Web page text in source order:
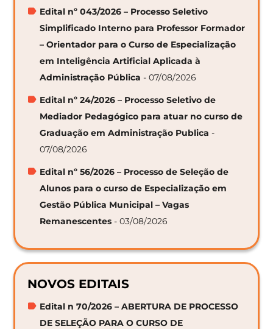
Edital nº 043/2026 – Processo Seletivo
Simplificado Interno para Professor Formador
– Orientador para o Curso de Especialização
em Inteligência Artificial Aplicada à
Administração Pública - 07/08/2026
Edital nº 24/2026 – Processo Seletivo de
Mediador Pedagógico para atuar no curso de
Graduação em Administração Publica -
07/08/2026
Edital nº 56/2026 – Processo de Seleção de
Alunos para o curso de Especialização em
Gestão Pública Municipal – Vagas
Remanescentes - 03/08/2026
NOVOS EDITAIS
Edital n 70/2026 – ABERTURA DE PROCESSO
DE SELEÇÃO PARA O CURSO DE